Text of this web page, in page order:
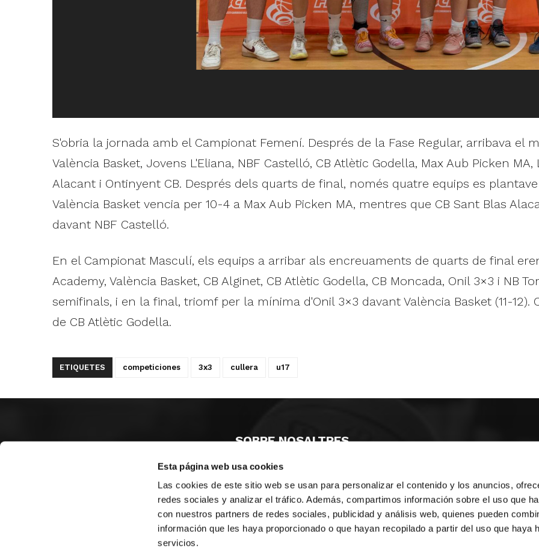
Esta página web usa cookies
Las cookies de este sitio web se usan para personalizar el contenido y los anuncios,
redes sociales y analizar el tráfico. Además, compartimos información sobre el uso que
con nuestros partners de redes sociales, publicidad y análisis web, quienes pueden
información que les haya proporcionado o que hayan recopilado a partir del uso que haya
servicios.
S'obria la jornada amb el Campionat Femení. Després de la Fase Regular, arribava el
València Basket, Jovens L'Eliana, NBF Castelló, CB Atlètic Godella, Max Aub Picken
Alacant i Ontinyent CB. Després dels quarts de final, només quatre equips es
València Basket vencia per 10-4 a Max Aub Picken MA, mentres que CB Sant Blas
davant NBF Castelló.
En el Campionat Masculí, els equips a arribar als encreuaments de quarts de final
Academy, València Basket, CB Alginet, CB Atlètic Godella, CB Moncada, Onil 3×3 i NB
semifinals, i en la final, triomf per la mínima d'Onil 3×3 davant València Basket (11-12).
de CB Atlètic Godella.
ETIQUETES competiciones 3x3 cullera u17
SOBRE NOSALTRES
CASTELLÓ
VALÈNCIA
MONESTIR DE POBLET 14 1ª 3º
ALACANT
CIUDAD DE MATANZAS 12
fbcv@fbcv.es